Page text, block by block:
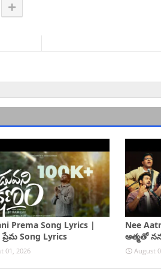
Prema Song Lyrics |
Song Lyrics
01, 2026
Nee
ఆత్మతో
August